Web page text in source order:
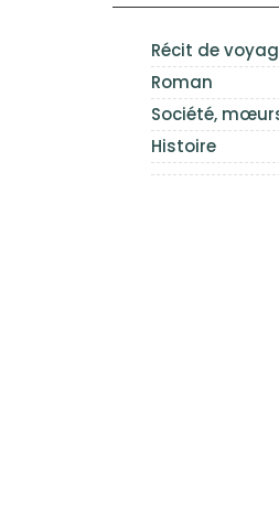
Récit de
Roman
Société,
Histoire